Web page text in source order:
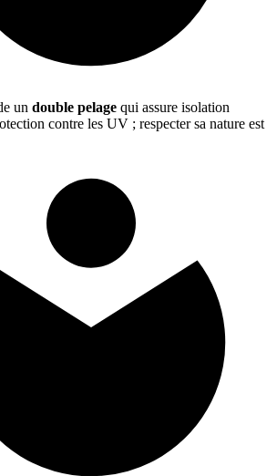
un double pelage qui assure isolation
contre les UV ; respecter sa nature est